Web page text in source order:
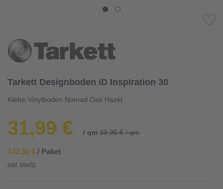
Tarkett Designboden iD Inspiration 30
Klebe-Vinylboden Nomad Oak Hazel
31,99 € / qm 39,95 € / qm
142,36 € / Paket
inkl. MwSt.